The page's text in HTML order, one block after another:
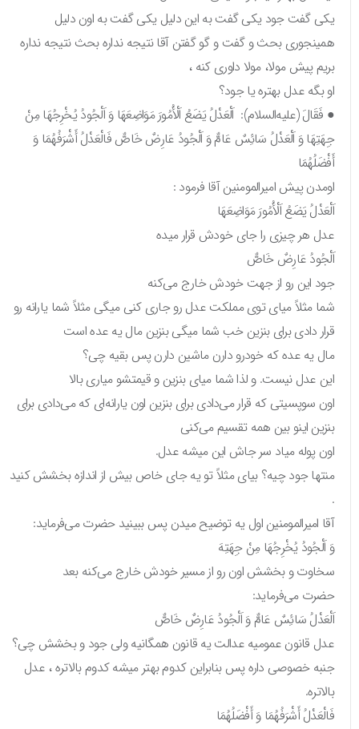
یکی گفت جود یکی گفت به این دلیل یکی گفت به اون دلیل
همینجوری بحث و گفت و گو گفتن آقا نتیجه نداره بحث نتیجه نداره
بریم پیش مولا، مولا داوری کنه ،
او بگه عدل بهتره یا جود؟
● فَقَالَ (عليه‌السلام): اَلْعَدْلُ يَضَعُ اَلْأُمُورَ مَوَاضِعَهَا وَ اَلْجُودُ يُخْرِجُهَا مِنْ
جِهَتِهَا وَ اَلْعَدْلُ سَائِسٌ عَامٌّ وَ اَلْجُودُ عَارِضٌ خَاصٌّ فَالْعَدْلُ أَشْرَفُهُمَا وَ
أَفْضَلُهُمَا
اومدن پیش امیرالمومنین آقا فرمود :
اَلْعَدْلُ يَضَعُ اَلْأُمُورَ مَوَاضِعَهَا
عدل هر چیزی را جای خودش قرار میده
اَلْجُودُ عَارِضٌ خَاصٌّ
جود این رو از جهت خودش خارج می‌کنه
شما مثلاً میای توی مملکت عدل رو جاری کنی میگی مثلاً شما یارانه رو
قرار دادی برای بنزین خب شما میگی بنزین مال یه عده است
مال یه عده که خودرو دارن ماشین دارن پس بقیه چی؟
این عدل نیست. و لذا شما میای بنزین و قیمتشو میاری بالا
اون سوپسیتی که قرار می‌دادی برای بنزین اون یارانه‌ای که می‌دادی برای
بنزین اینو بین همه تقسیم می‌کنی
اون پوله میاد سر جاش این میشه عدل.
منتها جود چیه؟ بیای مثلاً تو یه جای خاص بیش از اندازه بخشش کنید
آقا امیرالمومنین اول یه توضیح میدن پس ببینید حضرت می‌فرماید:
وَ اَلْجُودُ يُخْرِجُهَا مِنْ جِهَتِهَ
سخاوت و بخشش اون رو از مسیر خودش خارج می‌کنه بعد
حضرت می‌فرماید:
اَلْعَدْلُ سَائِسٌ عَامٌّ وَ اَلْجُودُ عَارِضٌ خَاصٌّ
عدل قانون عمومیه عدالت یه قانون همگانیه ولی جود و بخشش چی؟
جنبه خصوصی داره پس بنابراین کدوم بهتر میشه کدوم بالاتره ، عدل
بالاتره.
فَالْعَدْلُ أَشْرَفُهُمَا وَ أَفْضَلُهُمَا